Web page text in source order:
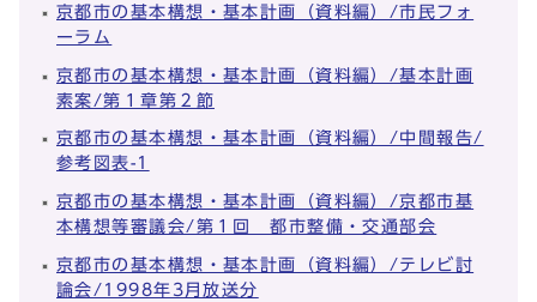
京都市の基本構想・基本計画（資料編）/市民フォ
ーラム
京都市の基本構想・基本計画（資料編）/基本計画
素案/第１章第２節
京都市の基本構想・基本計画（資料編）/中間報告/
参考図表-1
京都市の基本構想・基本計画（資料編）/京都市基
本構想等審議会/第１回 都市整備・交通部会
京都市の基本構想・基本計画（資料編）/テレビ討
論会/1998年3月放送分